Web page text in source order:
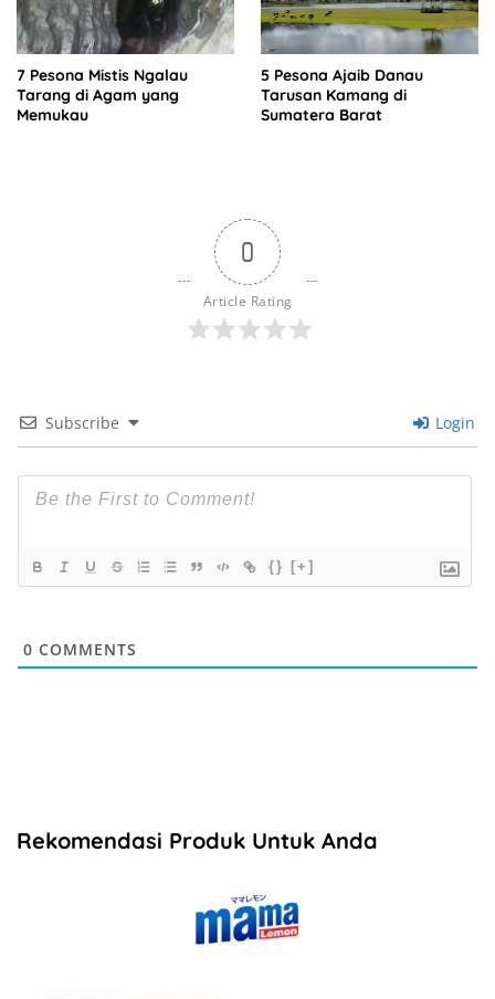
7 Pesona Mistis Ngalau
Tarang di Agam yang
Memukau
5 Pesona Ajaib Danau
Tarusan Kamang di
Sumatera Barat
0
Article Rating
Subscribe Login
{} [+]
0 COMMENTS
Rekomendasi Produk Untuk Anda